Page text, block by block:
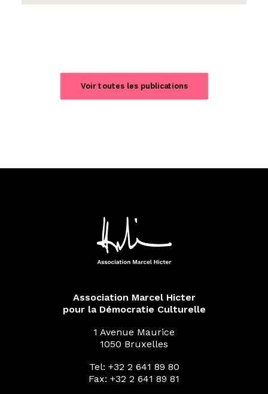
Voir toutes les publications
Association Marcel Hicter
pour la Démocratie Culturelle
1 Avenue Maurice
1050 Bruxelles
Tel: +32 2 641 89 80
Fax: +32 2 641 89 81